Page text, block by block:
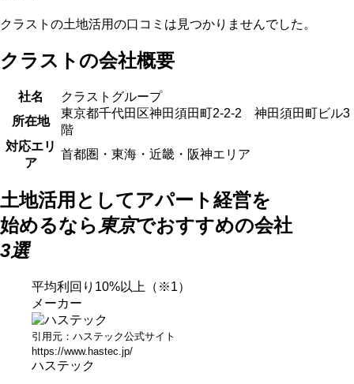
クラストの土地活用の口コミは見つかりませんでした。
クラストの会社概要
社名
クラストグループ
所在地
東京都千代田区神田須田町2-2-2 神田須田町ビル3
階
対応エリ
ア
首都圏・東海・近畿・阪神エリア
土地活用としてアパート経営を
始めるなら東京でおすすめの会社
3選
平均利回り10%以上（※1）
メーカー
引用元：ハステック公式サイト
https://www.hastec.jp/
ハステック